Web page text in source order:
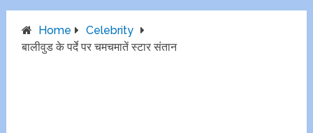
Home
Celebrity
बालीवुड के पर्दे पर चमचमातें स्टार संतान